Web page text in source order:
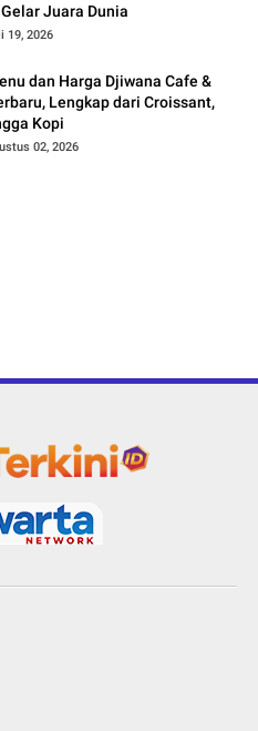
Juara Dunia
19, 2026
dan Harga Djiwana Cafe &
Lengkap dari Croissant,
Kopi
02, 2026